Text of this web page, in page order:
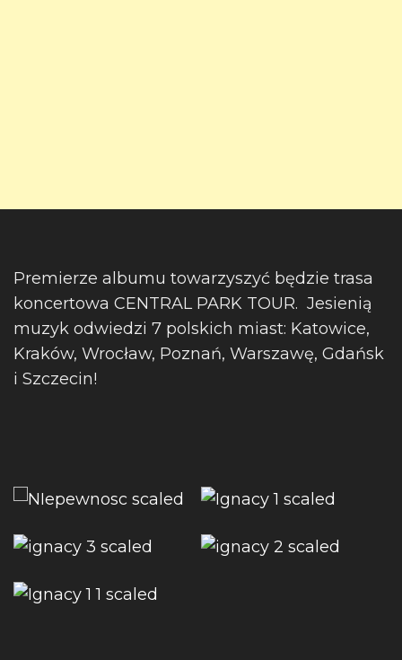
Premierze albumu towarzyszyć będzie trasa
koncertowa CENTRAL PARK TOUR. Jesienią
muzyk odwiedzi 7 polskich miast: Katowice,
Kraków, Wrocław, Poznań, Warszawę, Gdańsk
i Szczecin!